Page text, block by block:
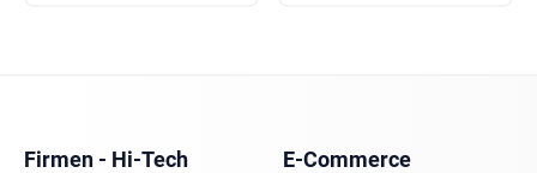
Firmen - Hi-Tech E-Commerce